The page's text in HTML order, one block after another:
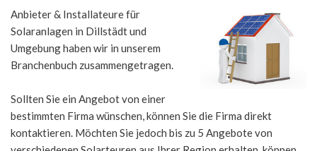
Anbieter & Installateure für
Solaranlagen in Dillstädt und
Umgebung haben wir in unserem
Branchenbuch zusammengetragen.
Sollten Sie ein Angebot von einer
bestimmten Firma wünschen, können Sie die Firma direkt
kontaktieren. Möchten Sie jedoch bis zu 5 Angebote von